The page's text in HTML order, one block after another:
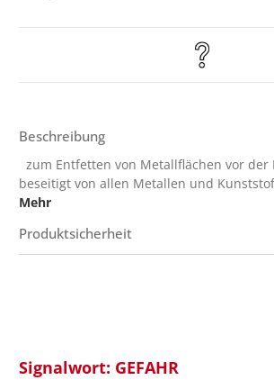
Beschreibung
zum Entfetten von Metallflächen vor der
beseitigt von allen Metallen und
Mehr
Produktsicherheit
Signalwort: GEFAHR